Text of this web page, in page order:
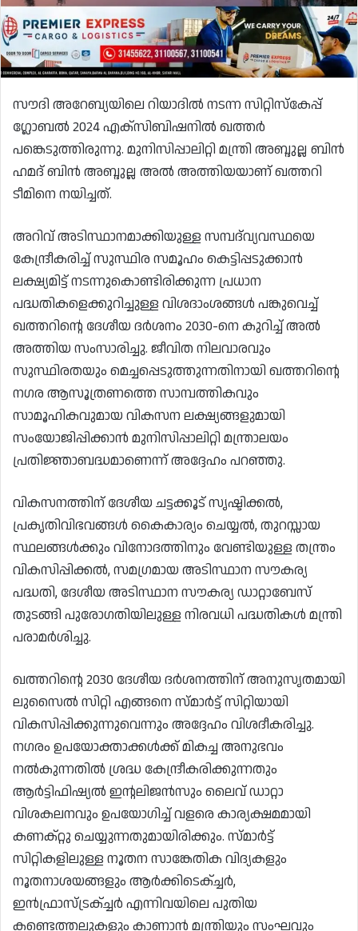
സൗദി അറേബ്യയിലെ റിയാദിൽ നടന്ന സിറ്റിസ്‌കേപ്പ്
ഗ്ലോബൽ 2024 എക്‌സിബിഷനിൽ ഖത്തർ
പങ്കെടുത്തിരുന്നു. മുനിസിപ്പാലിറ്റി മന്ത്രി അബ്ദുല്ല ബിൻ
ഹമദ് ബിൻ അബ്ദുല്ല അൽ അത്തിയയാണ് ഖത്തറി
ടീമിനെ നയിച്ചത്.
അറിവ് അടിസ്ഥാനമാക്കിയുള്ള സമ്പദ്‌വ്യവസ്ഥയെ
കേന്ദ്രീകരിച്ച് സുസ്ഥിര സമൂഹം കെട്ടിപ്പടുക്കാൻ
ലക്ഷ്യമിട്ട് നടന്നുകൊണ്ടിരിക്കുന്ന പ്രധാന
പദ്ധതികളെക്കുറിച്ചുള്ള വിശദാംശങ്ങൾ പങ്കുവെച്ച്
ഖത്തറിൻ്റെ ദേശീയ ദർശനം 2030-നെ കുറിച്ച് അൽ
അത്തിയ സംസാരിച്ചു. ജീവിത നിലവാരവും
സുസ്ഥിരതയും മെച്ചപ്പെടുത്തുന്നതിനായി ഖത്തറിൻ്റെ
നഗര ആസൂത്രണത്തെ സാമ്പത്തികവും
സാമൂഹികവുമായ വികസന ലക്ഷ്യങ്ങളുമായി
സംയോജിപ്പിക്കാൻ മുനിസിപ്പാലിറ്റി മന്ത്രാലയം
പ്രതിജ്ഞാബദ്ധമാണെന്ന് അദ്ദേഹം പറഞ്ഞു.
വികസനത്തിന് ദേശീയ ചട്ടക്കൂട് സൃഷ്ടിക്കൽ,
പ്രകൃതിവിഭവങ്ങൾ കൈകാര്യം ചെയ്യൽ, തുറസ്സായ
സ്ഥലങ്ങൾക്കും വിനോദത്തിനും വേണ്ടിയുള്ള തന്ത്രം
വികസിപ്പിക്കൽ, സമഗ്രമായ അടിസ്ഥാന സൗകര്യ
പദ്ധതി, ദേശീയ അടിസ്ഥാന സൗകര്യ ഡാറ്റാബേസ്
തുടങ്ങി പുരോഗതിയിലുള്ള നിരവധി പദ്ധതികൾ മന്ത്രി
പരാമർശിച്ചു.
ഖത്തറിൻ്റെ 2030 ദേശീയ ദർശനത്തിന് അനുസൃതമായി
ലുസൈൽ സിറ്റി എങ്ങനെ സ്‍മാർട്ട് സിറ്റിയായി
വികസിപ്പിക്കുന്നുവെന്നും അദ്ദേഹം വിശദീകരിച്ചു.
നഗരം ഉപയോക്താക്കൾക്ക് മികച്ച അനുഭവം
നൽകുന്നതിൽ ശ്രദ്ധ കേന്ദ്രീകരിക്കുന്നതും
ആർട്ടിഫിഷ്യൽ ഇൻ്റലിജൻസും ലൈവ് ഡാറ്റാ
വിശകലനവും ഉപയോഗിച്ച് വളരെ കാര്യക്ഷമമായി
കണക്റ്റു ചെയ്യുന്നതുമായിരിക്കും. സ്‍മാർട്ട്
സിറ്റികളിലുള്ള നൂതന സാങ്കേതിക വിദ്യകളും
നൂതനാശയങ്ങളും ആർക്കിടെക്ച്ചർ,
ഇൻഫ്രാസ്ട്രക്ച്ചർ എന്നിവയിലെ പുതിയ
കണ്ടെത്തലുകളും കാണാൻ മന്ത്രിയും സംഘവും